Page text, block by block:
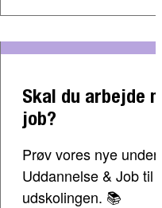
Skal du arbejde
job?
Prøv vores nye
Uddannelse & Job til
udskolingen. 📚